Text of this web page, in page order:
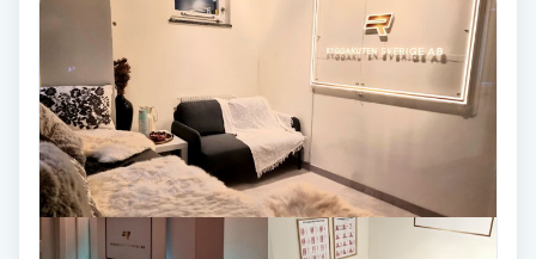
Regndroppsmassage
Reiki
Reikihealing
Reiki massage